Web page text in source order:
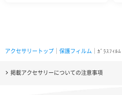
アクセサリートップ 保護フィルム ｜ｶﾞﾗｽﾌｨﾙ
掲載アクセサリーについての注意事項